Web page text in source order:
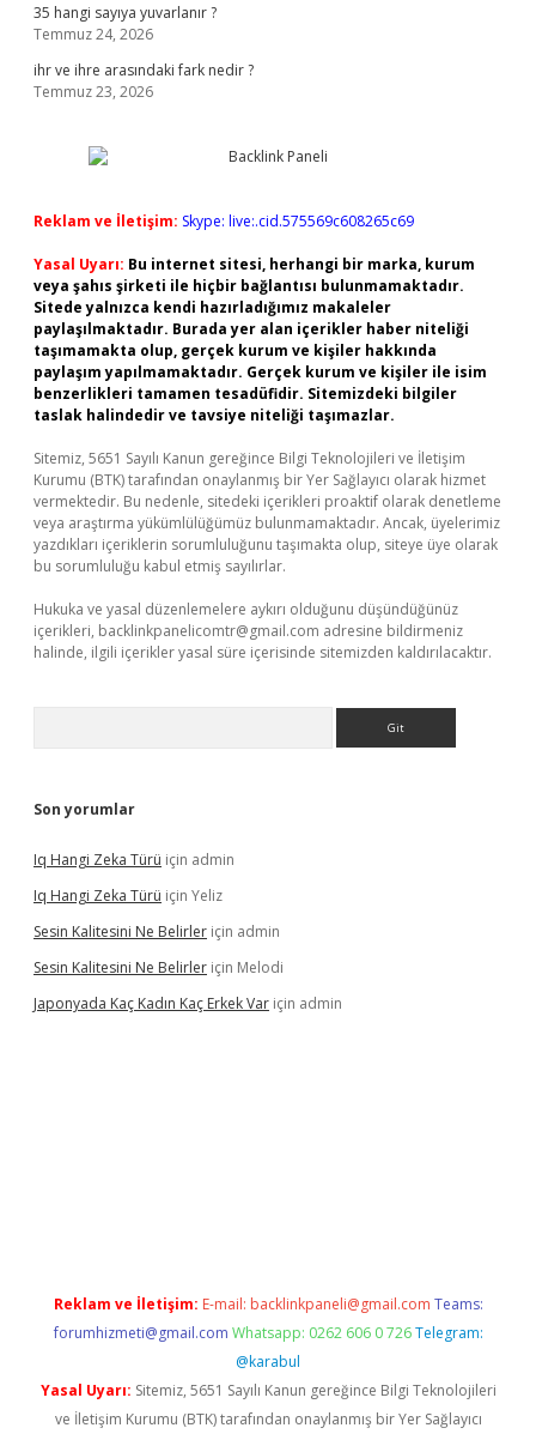
35 hangi sayıya yuvarlanır ?
Temmuz 24, 2026
ihr ve ihre arasındaki fark nedir ?
Temmuz 23, 2026
Reklam ve İletişim: Skype: live:.cid.575569c608265c69
Yasal Uyarı: Bu internet sitesi, herhangi bir marka, kurum
veya şahıs şirketi ile hiçbir bağlantısı bulunmamaktadır.
Sitede yalnızca kendi hazırladığımız makaleler
paylaşılmaktadır. Burada yer alan içerikler haber niteliği
taşımamakta olup, gerçek kurum ve kişiler hakkında
paylaşım yapılmamaktadır. Gerçek kurum ve kişiler ile isim
benzerlikleri tamamen tesadüfidir. Sitemizdeki bilgiler
taslak halindedir ve tavsiye niteliği taşımazlar.
Sitemiz, 5651 Sayılı Kanun gereğince Bilgi Teknolojileri ve İletişim
Kurumu (BTK) tarafından onaylanmış bir Yer Sağlayıcı olarak hizmet
vermektedir. Bu nedenle, sitedeki içerikleri proaktif olarak denetleme
veya araştırma yükümlülüğümüz bulunmamaktadır. Ancak, üyelerimiz
yazdıkları içeriklerin sorumluluğunu taşımakta olup, siteye üye olarak
bu sorumluluğu kabul etmiş sayılırlar.
Hukuka ve yasal düzenlemelere aykırı olduğunu düşündüğünüz
içerikleri, backlinkpanelicomtr@gmail.com adresine bildirmeniz
halinde, ilgili içerikler yasal süre içerisinde sitemizden kaldırılacaktır.
Son yorumlar
Iq Hangi Zeka Türü için admin
Iq Hangi Zeka Türü için Yeliz
Sesin Kalitesini Ne Belirler için admin
Sesin Kalitesini Ne Belirler için Melodi
Japonyada Kaç Kadın Kaç Erkek Var için admin
Reklam ve İletişim: E-mail: backlinkpaneli@gmail.com Teams:
forumhizmeti@gmail.com Whatsapp: 0262 606 0 726 Telegram:
@karabul
Yasal Uyarı: Sitemiz, 5651 Sayılı Kanun gereğince Bilgi Teknolojileri
ve İletişim Kurumu (BTK) tarafından onaylanmış bir Yer Sağlayıcı